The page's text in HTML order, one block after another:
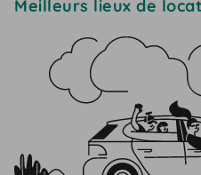
Meilleurs lieux de